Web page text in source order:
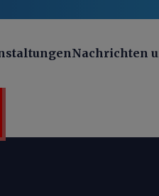
Nachrichten